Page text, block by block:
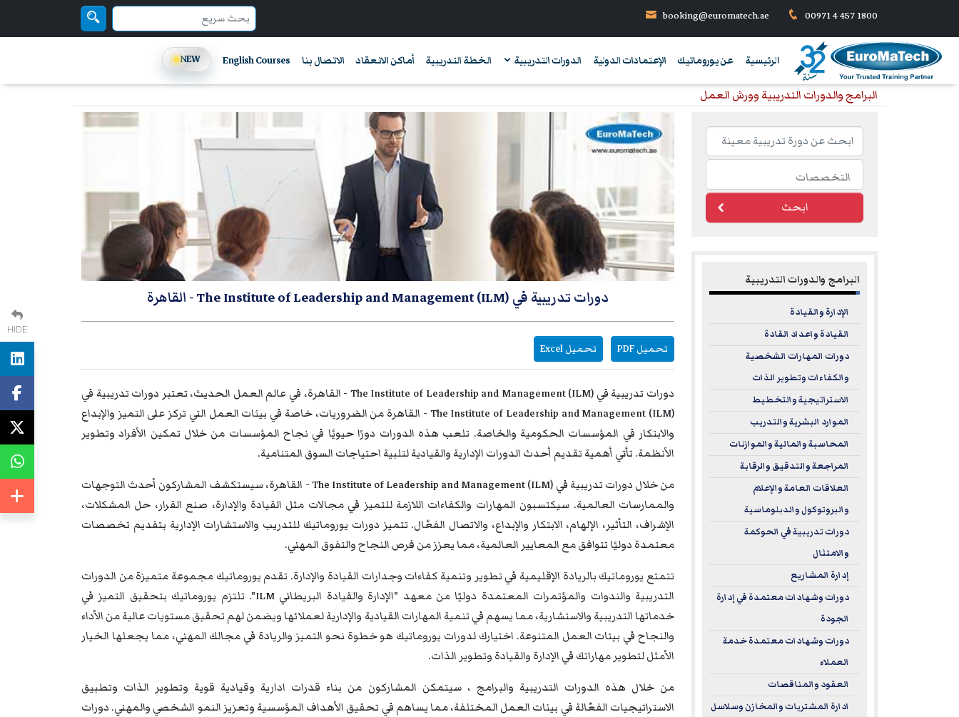
00971 4 457 1800
booking@euromatech.ae
الرئيسية عن يوروماتيك الإعتمادات الدولية الدورات التدريبية الخطة التدريبية أماكن الانعقاد الاتصال بنا English Courses
NEW
البرامج والدورات التدريبية وورش العمل
دورات تدريبية في The Institute of Leadership and Management (ILM) - القاهرة
تحميل PDF تحميل Excel
دورات تدريبية في The Institute of Leadership and Management (ILM) - القاهرة، في عالم العمل الحديث، تعتبر دورات تدريبية في
The Institute of Leadership and Management (ILM) - القاهرة من الضروريات، خاصة في بيئات العمل التي تركز على التميز والإبداع
والابتكار في المؤسسات الحكومية والخاصة. تلعب هذه الدورات دورًا حيويًا في نجاح المؤسسات من خلال تمكين الأفراد وتطوير
الأنظمة. تأتي أهمية تقديم أحدث الدورات الإدارية والقيادية لتلبية احتياجات السوق المتنامية.
من خلال دورات تدريبية في The Institute of Leadership and Management (ILM) - القاهرة، سيستكشف المشاركون أحدث التوجهات
والممارسات العالمية. سيكتسبون المهارات والكفاءات اللازمة للتميز في مجالات مثل القيادة والإدارة، صنع القرار، حل المشكلات،
الإشراف، التأثير، الإلهام، الابتكار والإبداع، والاتصال الفعّال. تتميز دورات يوروماتيك للتدريب والاستشارات الإدارية بتقديم تخصصات
معتمدة دوليًا تتوافق مع المعايير العالمية، مما يعزز من فرص النجاح والتفوق المهني.
تتمتع يوروماتيك بالريادة الإقليمية في تطوير وتنمية كفاءات وجدارات القيادة والإدارة. تقدم يوروماتيك مجموعة متميزة من الدورات
التدريبية والندوات والمؤتمرات المعتمدة دوليًا من معهد "الإدارة والقيادة البريطاني ILM". تلتزم يوروماتيك بتحقيق التميز في
خدماتها التدريبية والاستشارية، مما يسهم في تنمية المهارات القيادية والإدارية لعملائها ويضمن لهم تحقيق مستويات عالية من الأداء
والنجاح في بيئات العمل المتنوعة. اختيارك لدورات يوروماتيك هو خطوة نحو التميز والريادة في مجالك المهني، مما يجعلها الخيار
الأمثل لتطوير مهاراتك في الإدارة والقيادة وتطوير الذات.
من خلال هذه الدورات التدريبية والبرامج ، سيتمكن المشاركون من بناء قدرات ادارية وقيادية قوية وتطوير الذات وتطبيق
الاستراتيجيات الفعّالة في بيئات العمل المختلفة، مما يساهم في تحقيق الأهداف المؤسسية وتعزيز النمو الشخصي والمهني. دورات
ابحث
البرامج والدورات التدريبية
الإدارة والقيادة
القيادة واعداد القادة
دورات المهارات الشخصية
والكفاءات وتطوير الذات
الاستراتيجية والتخطيط
الموارد البشرية والتدريب
المحاسبة والمالية والموازنات
المراجعة والتدقيق والرقابة
العلاقات العامة والإعلام
والبروتوكول والدبلوماسية
دورات تدريبية في الحوكمة
والامتثال
إدارة المشاريع
دورات وشهادات معتمدة في إدارة
الجودة
دورات وشهادات معتمدة خدمة
العملاء
العقود والمناقصات
ادارة المشتريات والمخازن وسلاسل
HIDE